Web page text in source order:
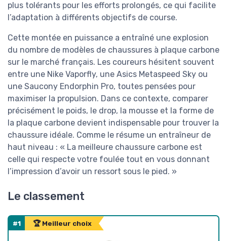
plus tolérants pour les efforts prolongés, ce qui facilite
l’adaptation à différents objectifs de course.
Cette montée en puissance a entraîné une explosion
du nombre de modèles de chaussures à plaque carbone
sur le marché français. Les coureurs hésitent souvent
entre une Nike Vaporfly, une Asics Metaspeed Sky ou
une Saucony Endorphin Pro, toutes pensées pour
maximiser la propulsion. Dans ce contexte, comparer
précisément le poids, le drop, la mousse et la forme de
la plaque carbone devient indispensable pour trouver la
chaussure idéale. Comme le résume un entraîneur de
haut niveau : « La meilleure chaussure carbone est
celle qui respecte votre foulée tout en vous donnant
l’impression d’avoir un ressort sous le pied. »
Le classement
#1 🏆 Meilleur choix